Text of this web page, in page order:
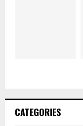
CATEGORIES